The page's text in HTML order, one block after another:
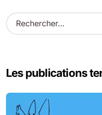
R
e
r
h
Les publications